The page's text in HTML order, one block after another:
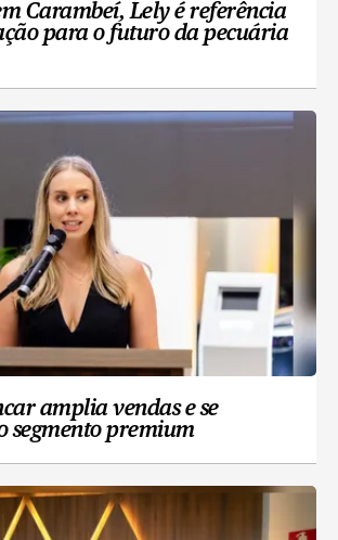
Carambeí, Lely é referência
para o futuro da pecuária
amplia vendas e se
segmento premium